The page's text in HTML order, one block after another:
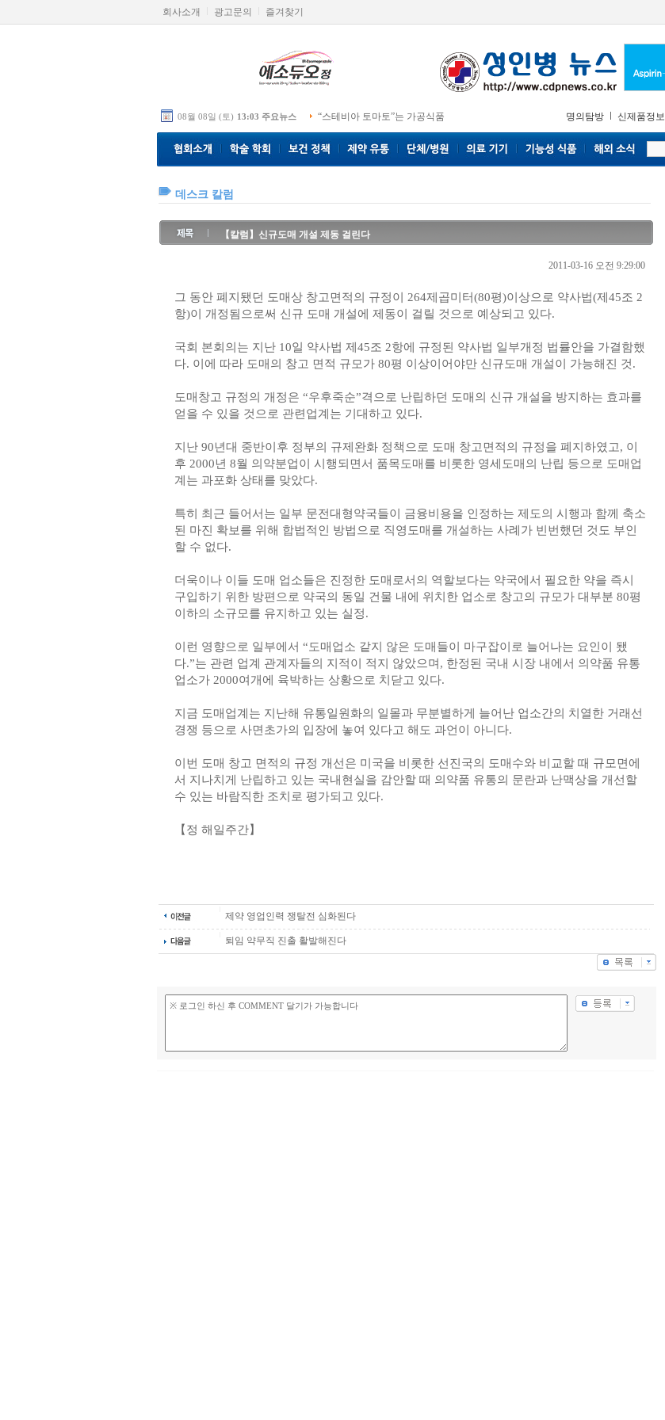
회사소개 광고문의 즐겨찾기
08월 08일 (토) 13:03 주요뉴스 “스테비아 토마토”는 가공식품 명의탐방 신제품정보
데스크 칼럼
【칼럼】신규도매 개설 제동 걸린다
2011-03-16 오전 9:29:00
그 동안 폐지됐던 도매상 창고면적의 규정이 264제곱미터(80평)이상으로 약사법(제45조 2
항)이 개정됨으로써 신규 도매 개설에 제동이 걸릴 것으로 예상되고 있다.
국회 본회의는 지난 10일 약사법 제45조 2항에 규정된 약사법 일부개정 법률안을 가결함했
다. 이에 따라 도매의 창고 면적 규모가 80평 이상이어야만 신규도매 개설이 가능해진 것.
도매창고 규정의 개정은 “우후죽순”격으로 난립하던 도매의 신규 개설을 방지하는 효과를
얻을 수 있을 것으로 관련업계는 기대하고 있다.
지난 90년대 중반이후 정부의 규제완화 정책으로 도매 창고면적의 규정을 폐지하였고, 이
후 2000년 8월 의약분업이 시행되면서 품목도매를 비롯한 영세도매의 난립 등으로 도매업
계는 과포화 상태를 맞았다.
특히 최근 들어서는 일부 문전대형약국들이 금융비용을 인정하는 제도의 시행과 함께 축소
된 마진 확보를 위해 합법적인 방법으로 직영도매를 개설하는 사례가 빈번했던 것도 부인
할 수 없다.
더욱이나 이들 도매 업소들은 진정한 도매로서의 역할보다는 약국에서 필요한 약을 즉시
구입하기 위한 방편으로 약국의 동일 건물 내에 위치한 업소로 창고의 규모가 대부분 80평
이하의 소규모를 유지하고 있는 실정.
이런 영향으로 일부에서 “도매업소 같지 않은 도매들이 마구잡이로 늘어나는 요인이 됐
다.”는 관련 업계 관계자들의 지적이 적지 않았으며, 한정된 국내 시장 내에서 의약품 유통
업소가 2000여개에 육박하는 상황으로 치닫고 있다.
지금 도매업계는 지난해 유통일원화의 일몰과 무분별하게 늘어난 업소간의 치열한 거래선
경쟁 등으로 사면초가의 입장에 놓여 있다고 해도 과언이 아니다.
이번 도매 창고 면적의 규정 개선은 미국을 비롯한 선진국의 도매수와 비교할 때 규모면에
서 지나치게 난립하고 있는 국내현실을 감안할 때 의약품 유통의 문란과 난맥상을 개선할
수 있는 바람직한 조치로 평가되고 있다.
【정 해일주간】
제약 영업인력 쟁탈전 심화된다
퇴임 약무직 진출 활발해진다